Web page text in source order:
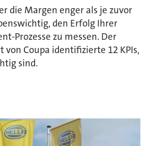
die Margen enger als je zuvor
den Erfolg Ihrer
Prozesse zu messen. Der
von Coupa identifizierte 12 KPIs,
sind.